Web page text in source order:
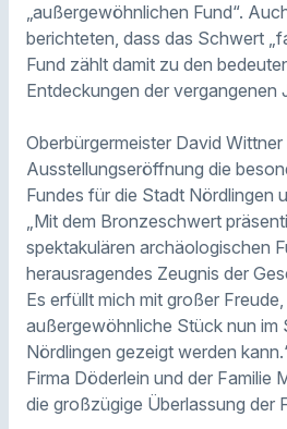
„außergewöhnlichen Fund“.
berichteten, dass das Schwert
Fund zählt damit zu den
Entdeckungen der vergangenen
Oberbürgermeister David
Ausstellungseröffnung die
Fundes für die Stadt Nördlingen
„Mit dem Bronzeschwert
spektakulären archäologischen
herausragendes Zeugnis der
Es erfüllt mich mit großer
außergewöhnliche Stück nun im
Nördlingen gezeigt werden
Firma Döderlein und der Familie
die großzügige Überlassung der